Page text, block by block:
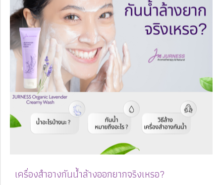
เครื่องสำอางกันน้ำล้างออกยากจริงเหรอ?